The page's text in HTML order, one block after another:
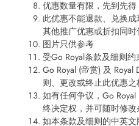
优惠数量有限，先到先得
此优惠不能退款、兑换
其他推广优惠或折扣同时
图片只供参考
受Go Royal条款及细则约
Go Royal (帝赏) 及 Royal
则、更改或终止此优惠
如有任何争议，Go Royal
终决定权，并可随时修
如本条款及细则的中英